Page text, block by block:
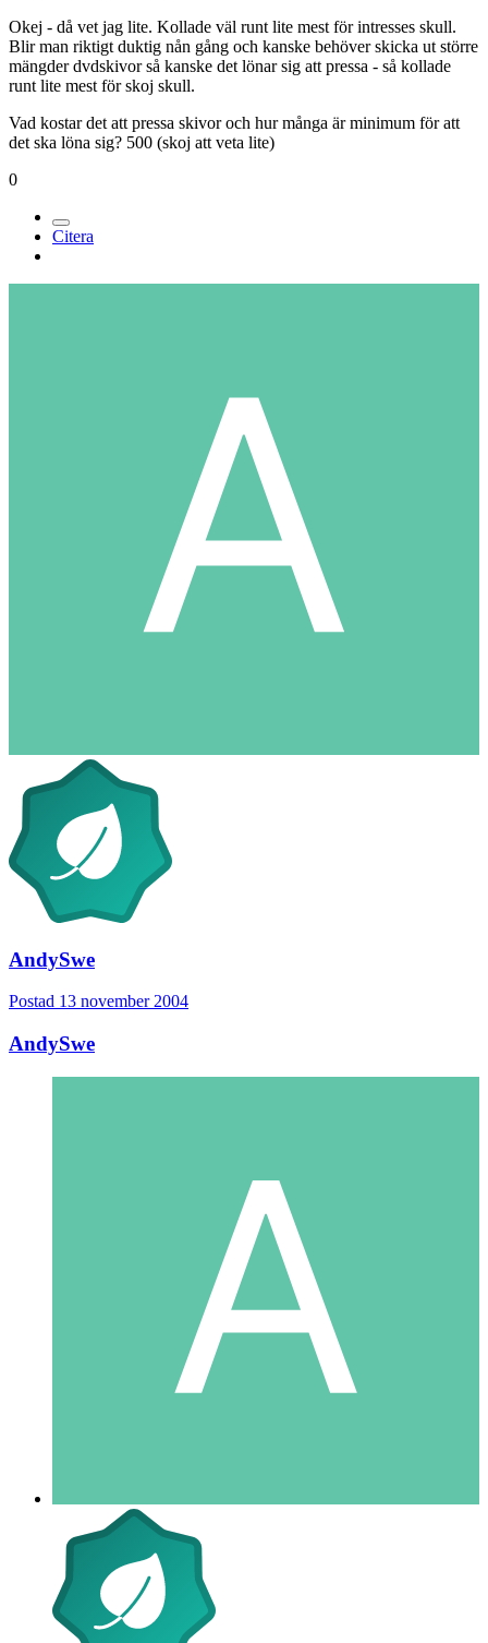
Okej - då vet jag lite. Kollade väl runt lite mest för intresses skull.
Blir man riktigt duktig nån gång och kanske behöver skicka ut större
mängder dvdskivor så kanske det lönar sig att pressa - så kollade
runt lite mest för skoj skull.
Vad kostar det att pressa skivor och hur många är minimum för att
det ska löna sig? 500 (skoj att veta lite)
0
Citera
AndySwe
Postad 13 november 2004
AndySwe